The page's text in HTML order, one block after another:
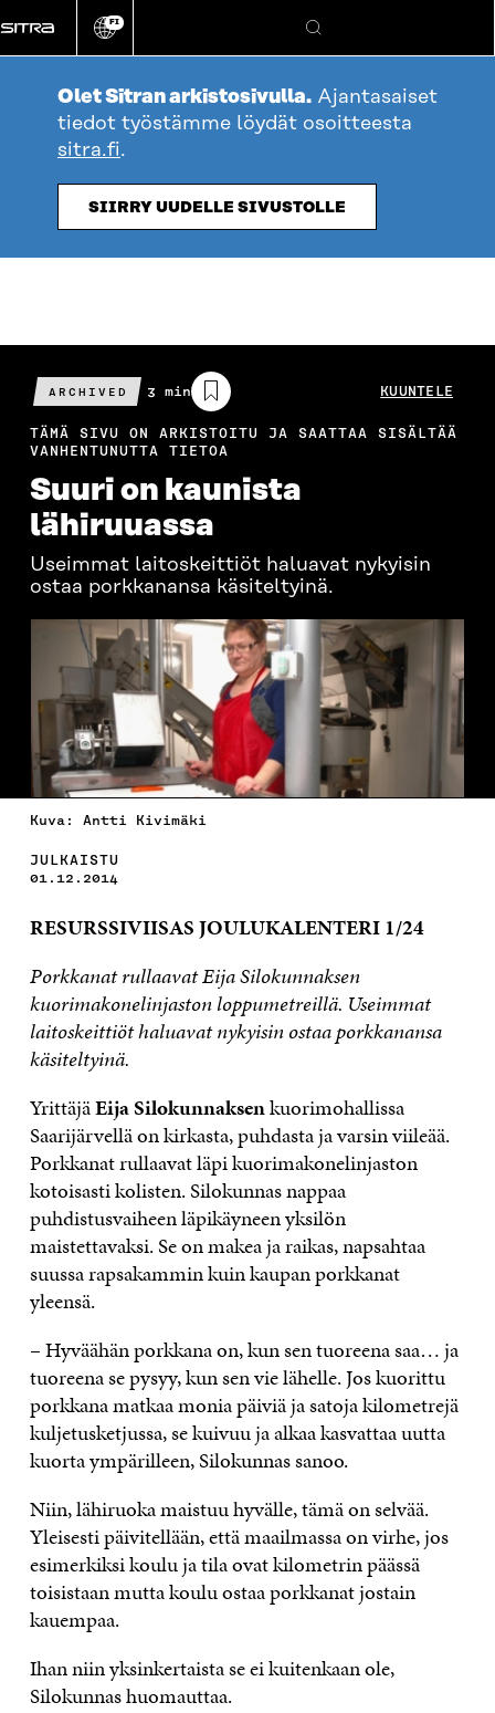
suoraan
sisältöön
Vaihda
kieli
FI
Hae
Olet Sitran arkistosivulla. Ajantasaiset
tiedot työstämme löydät osoitteesta
sitra.fi.
SIIRRY UUDELLE SIVUSTOLLE
ARCHIVED
Arvioitu
lukuaika
3 min KUUNTELE
TÄMÄ SIVU ON ARKISTOITU JA SAATTAA SISÄLTÄÄ
VANHENTUNUTTA TIETOA
Suuri on kaunista
lähiruuassa
Useimmat laitoskeittiöt haluavat nykyisin
ostaa porkkanansa käsiteltyinä.
Kuva: Antti Kivimäki
JULKAISTU
01.12.2014
RESURSSIVIISAS JOULUKALENTERI 1/24
Porkkanat rullaavat Eija Silokunnaksen
kuorimakonelinjaston loppumetreillä. Useimmat
laitoskeittiöt haluavat nykyisin ostaa porkkanansa
käsiteltyinä.
YrittäjäEija Silokunnaksenkuorimohallissa
Saarijärvellä on kirkasta, puhdasta ja varsin viileää.
Porkkanat rullaavat läpi kuorimakonelinjaston
kotoisasti kolisten. Silokunnas nappaa
puhdistusvaiheen läpikäyneen yksilön
maistettavaksi. Se on makea ja raikas, napsahtaa
suussa rapsakammin kuin kaupan porkkanat
yleensä.
– Hyväähän porkkana on, kun sen tuoreena saa… ja
tuoreena se pysyy, kun sen vie lähelle. Jos kuorittu
porkkana matkaa monia päiviä ja satoja kilometrejä
kuljetusketjussa, se kuivuu ja alkaa kasvattaa uutta
kuorta ympärilleen, Silokunnas sanoo.
Niin, lähiruoka maistuu hyvälle, tämä on selvää.
Yleisesti päivitellään, että maailmassa on virhe, jos
esimerkiksi koulu ja tila ovat kilometrin päässä
toisistaan mutta koulu ostaa porkkanat jostain
kauempaa.
Ihan niin yksinkertaista se ei kuitenkaan ole,
Silokunnas huomauttaa.